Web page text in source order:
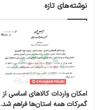
نوشته‌های تازه
امکان واردات کالاهای اساسی از
گمرکات همه استان‌ها فراهم شد.